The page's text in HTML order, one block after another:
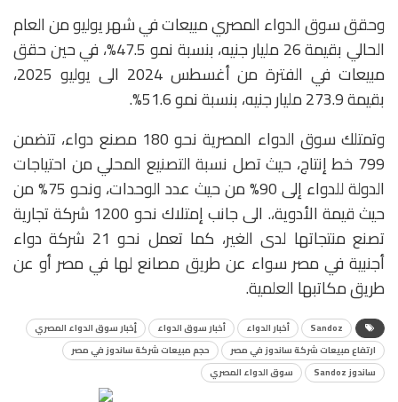
وحقق سوق الدواء المصري مبيعات في شهر يوليو من العام
الحالي بقيمة 26 مليار جنيه، بنسبة نمو 47.5%، في حين حقق
مبيعات في الفترة من أغسطس 2024 الى يوليو 2025،
بقيمة 273.9 مليار جنيه، بنسبة نمو 51.6%.
وتمتلك سوق الدواء المصرية نحو 180 مصنع دواء، تتضمن
799 خط إنتاج، حيث تصل نسبة التصنيع المحلي من احتياجات
الدولة للدواء إلى 90% من حيث عدد الوحدات، ونحو 75% من
حيث قيمة الأدوية،. الى جانب إمتلاك نحو 1200 شركة تجارية
تصنع منتجاتها لدى الغير، كما تعمل نحو 21 شركة دواء
أجنبية في مصر سواء عن طريق مصانع لها في مصر أو عن
طريق مكاتبها العلمية.
Sandoz أخبار الدواء أخبار سوق الدواء
أٍخبار سوق الدواء المصري
ارتفاع مبيعات شركة ساندوز في مصر
حجم مبيعات شركة ساندوز في مصر
ساندوز Sandoz
سوق الدواء المصري